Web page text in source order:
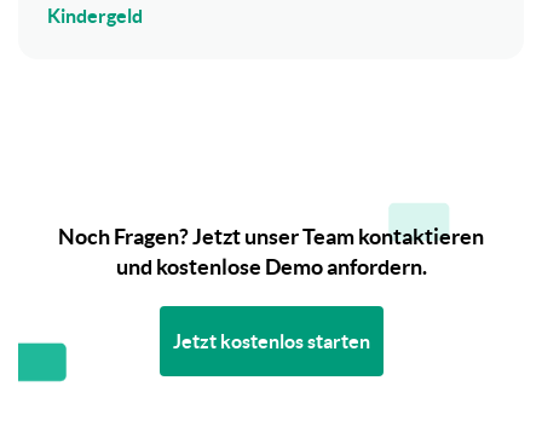
Kindergeld
Noch Fragen? Jetzt unser Team kontaktieren
und kostenlose Demo anfordern.
Jetzt kostenlos starten